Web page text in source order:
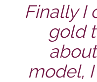
Finally I
gold
model,